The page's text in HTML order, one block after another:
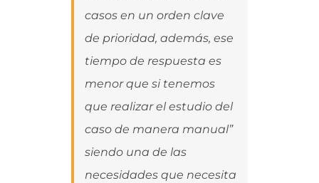
casos en un orden clave
de prioridad, además, ese
tiempo de respuesta es
menor que si tenemos
que realizar el estudio del
caso de manera manual”
siendo una de las
necesidades que necesita